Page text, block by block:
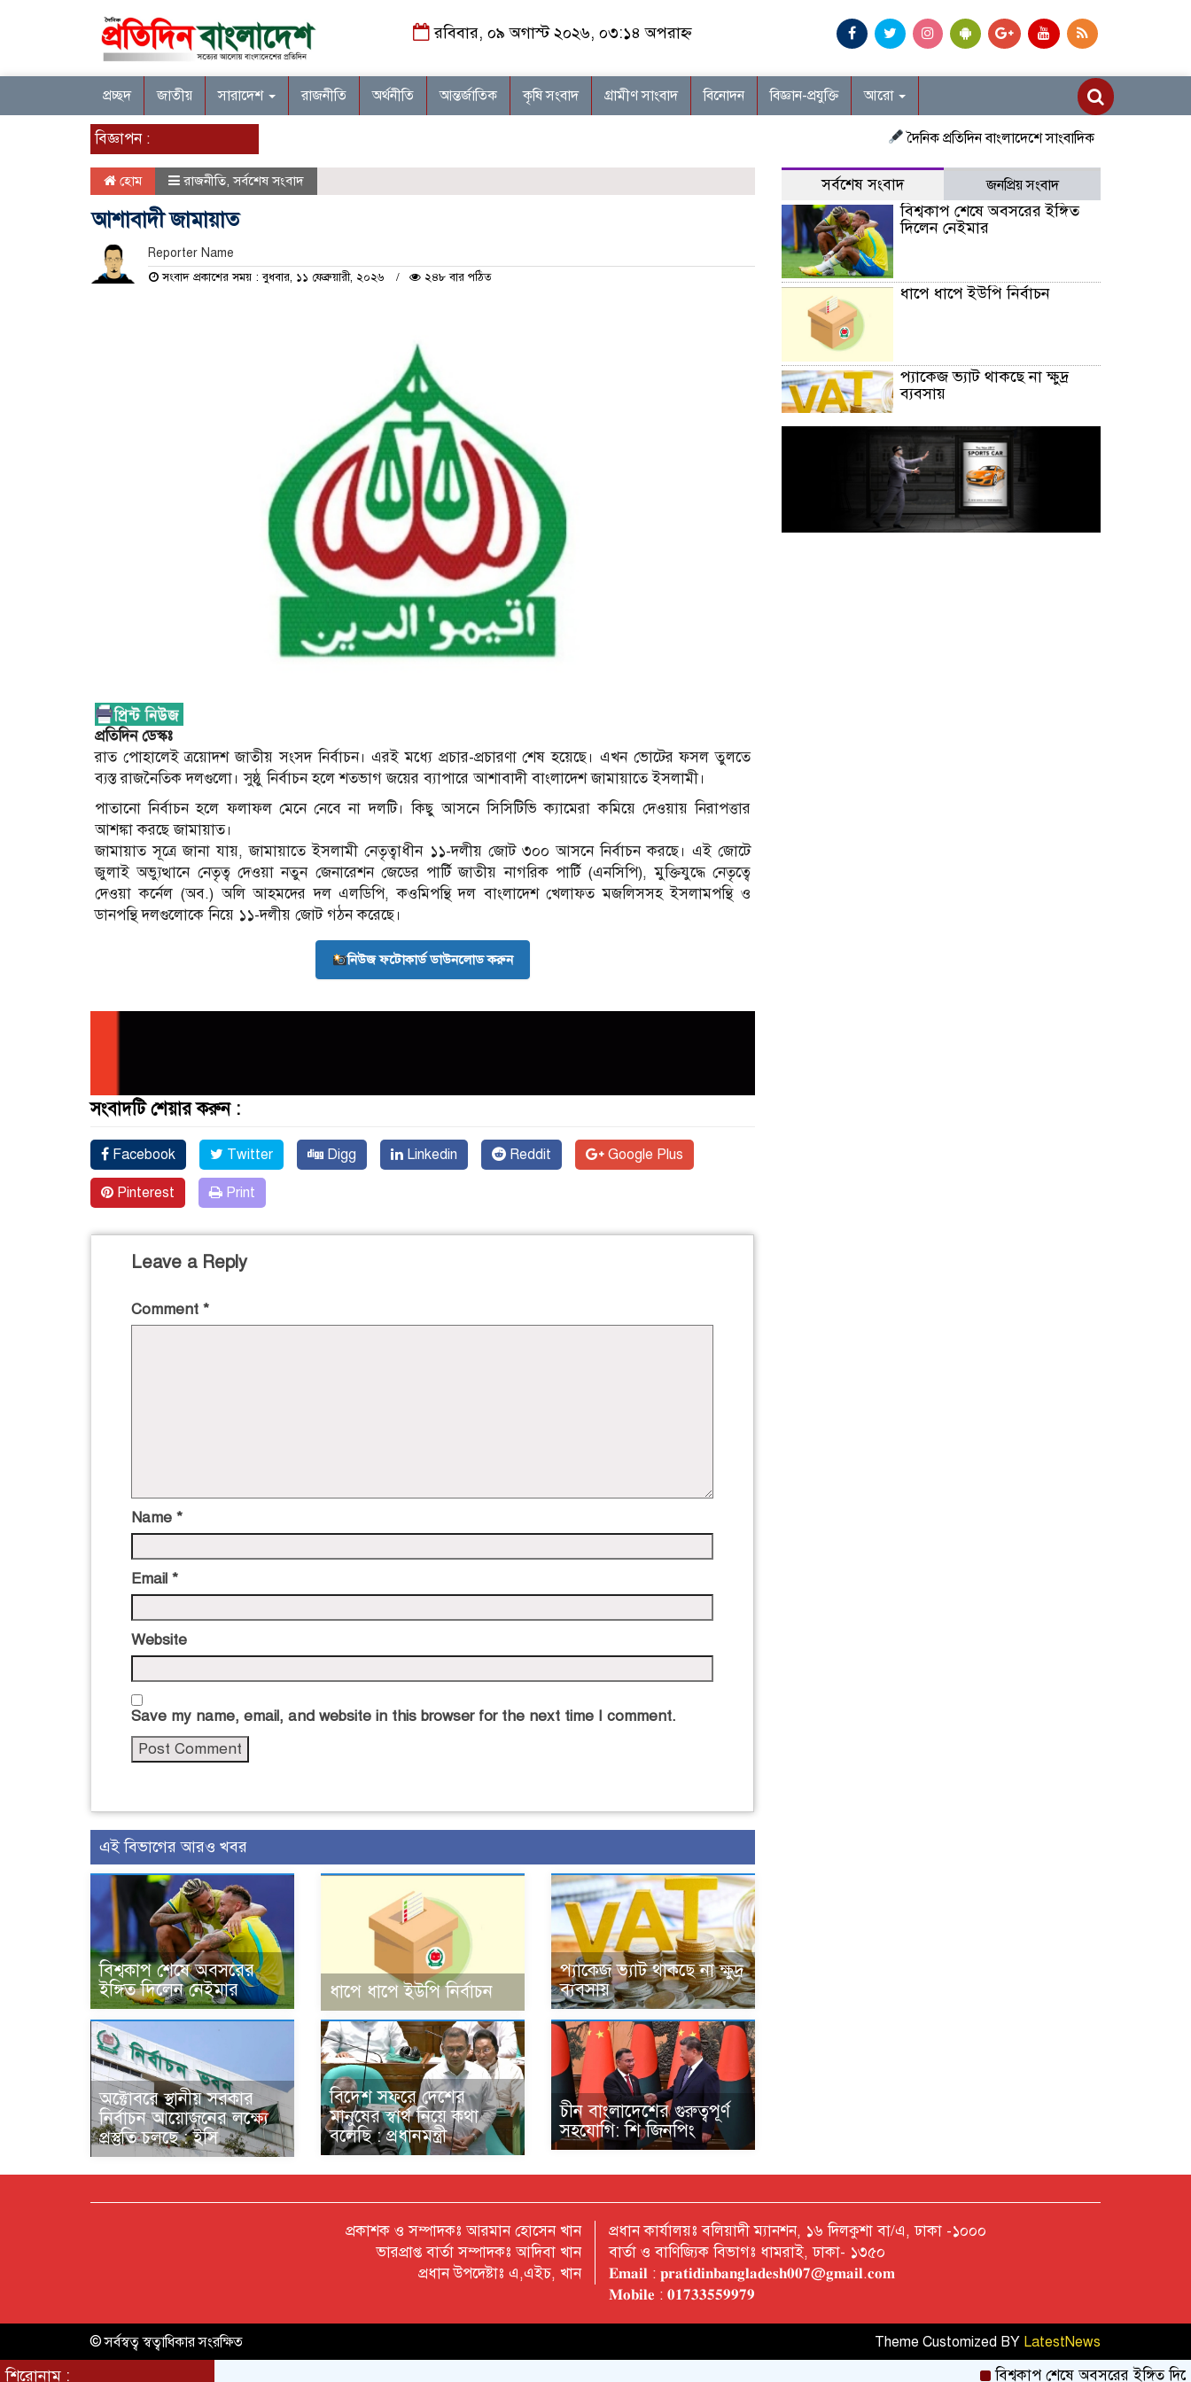
রবিবার, ০৯ অগাস্ট ২০২৬, ০৩:১৪ অপরাহ্ন
প্রচ্ছদ জাতীয় সারাদেশ রাজনীতি অর্থনীতি আন্তর্জাতিক কৃষি সংবাদ গ্রামীণ সাংবাদ বিনোদন বিজ্ঞান-প্রযুক্তি আরো
বিজ্ঞাপন : দৈনিক প্রতিদিন বাংলাদেশে সাংবাদিক নিয়োগ চলছে
হোম রাজনীতি,সর্বশেষ সংবাদ
আশাবাদী জামায়াত
Reporter Name
সংবাদ প্রকাশের সময় : বুধবার, ১১ ফেব্রুয়ারী, ২০২৬ ২৪৮ বার পঠিত
প্রতিদিন ডেস্কঃ
রাত পোহালেই ত্রয়োদশ জাতীয় সংসদ নির্বাচন। এরই মধ্যে প্রচার-প্রচারণা শেষ হয়েছে। এখন ভোটের ফসল তুলতে
ব্যস্ত রাজনৈতিক দলগুলো। সুষ্ঠু নির্বাচন হলে শতভাগ জয়ের ব্যাপারে আশাবাদী বাংলাদেশ জামায়াতে ইসলামী।
পাতানো নির্বাচন হলে ফলাফল মেনে নেবে না দলটি। কিছু আসনে সিসিটিভি ক্যামেরা কমিয়ে দেওয়ায় নিরাপত্তার
আশঙ্কা করছে জামায়াত।
জামায়াত সূত্রে জানা যায়, জামায়াতে ইসলামী নেতৃত্বাধীন ১১-দলীয় জোট ৩০০ আসনে নির্বাচন করছে। এই জোটে
জুলাই অভ্যুত্থানে নেতৃত্ব দেওয়া নতুন জেনারেশন জেডের পার্টি জাতীয় নাগরিক পার্টি (এনসিপি), মুক্তিযুদ্ধে নেতৃত্বে
দেওয়া কর্নেল (অব.) অলি আহমদের দল এলডিপি, কওমিপন্থি দল বাংলাদেশ খেলাফত মজলিসসহ ইসলামপন্থি ও
ডানপন্থি দলগুলোকে নিয়ে ১১-দলীয় জোট গঠন করেছে।
নিউজ ফটোকার্ড ডাউনলোড করুন
সংবাদটি শেয়ার করুন :
Facebook Twitter Digg Linkedin Reddit Google Plus
Pinterest Print
Leave a Reply
Comment *
Name *
Email *
Website
Save my name, email, and website in this browser for the next time I comment.
এই বিভাগের আরও খবর
বিশ্বকাপ শেষে অবসরের
ইঙ্গিত দিলেন নেইমার
ধাপে ধাপে ইউপি নির্বাচন
প্যাকেজ ভ্যাট থাকছে না ক্ষুদ্র
ব্যবসায়
অক্টোবরে স্থানীয় সরকার
নির্বাচন আয়োজনের লক্ষ্যে
প্রস্তুতি চলছে : ইসি
বিদেশ সফরে দেশের
মানুষের স্বার্থ নিয়ে কথা
বলেছি : প্রধানমন্ত্রী
চীন বাংলাদেশের গুরুত্বপূর্ণ
সহযোগি: শি জিনপিং
সর্বশেষ সংবাদ জনপ্রিয় সংবাদ
বিশ্বকাপ শেষে অবসরের ইঙ্গিত
দিলেন নেইমার
ধাপে ধাপে ইউপি নির্বাচন
প্যাকেজ ভ্যাট থাকছে না ক্ষুদ্র
ব্যবসায়
অক্টোবরে স্থানীয় সরকার নির্বাচন
আয়োজনের লক্ষ্যে প্রস্তুতি চলছে :
ইসি
প্রকাশক ও সম্পাদকঃ আরমান হোসেন খান
ভারপ্রাপ্ত বার্তা সম্পাদকঃ আদিবা খান
প্রধান উপদেষ্টাঃ এ,এইচ, খান
প্রধান কার্যালয়ঃ বলিয়াদী ম্যানশন, ১৬ দিলকুশা বা/এ, ঢাকা -১০০০
বার্তা ও বাণিজ্যিক বিভাগঃ ধামরাই, ঢাকা- ১৩৫০
𝐄𝐦𝐚𝐢𝐥 : 𝐩𝐫𝐚𝐭𝐢𝐝𝐢𝐧𝐛𝐚𝐧𝐠𝐥𝐚𝐝𝐞𝐬𝐡𝟎𝟎𝟕@𝐠𝐦𝐚𝐢𝐥.𝐜𝐨𝐦
𝐌𝐨𝐛𝐢𝐥𝐞 : 𝟎𝟏𝟕𝟑𝟑𝟓𝟓𝟗𝟗𝟕𝟗
শিরোনাম : বিশ্বকাপ শেষে অবসরের ইঙ্গিত দিলেন
© সর্বস্বত্ব স্বত্বাধিকার সংরক্ষিত Theme Customized BY LatestNews